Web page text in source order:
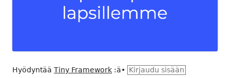
Hyödyntää Tiny Framework :ä• Kirjaudu sisään